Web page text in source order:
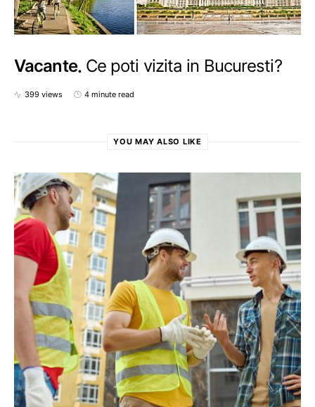
Vacante Ce poti vizita in Bucuresti?
399 views 4 minute read
YOU MAY ALSO LIKE